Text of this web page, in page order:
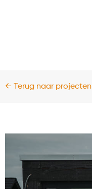
← Terug naar projecten